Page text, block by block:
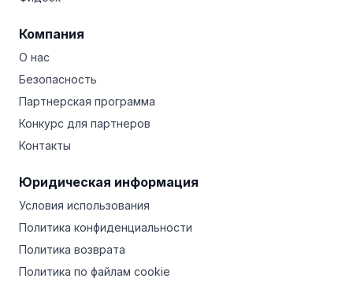
Компания
О нас
Безопасность
Партнерская программа
Конкурс для партнеров
Контакты
Юридическая информация
Условия использования
Политика конфиденциальности
Политика возврата
Политика по файлам cookie